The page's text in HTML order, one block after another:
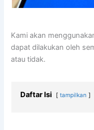
Kami akan
dapat dilakukan oleh
atau tidak.
Daftar Isi tampilkan